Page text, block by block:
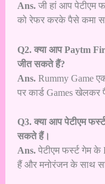
Ans. जी हां आप पेटीएम
को रेफर करके पैसे कमा
Q2. क्या आप Paytm
जीत सकते हैं?
Ans.Rummy Game
पर कार्ड Games
Q3. क्या आप पेटीएम
सकते हैं।
Ans.पेटीएम फर्स्ट गेम
हैं और मनोरंजन के साथ